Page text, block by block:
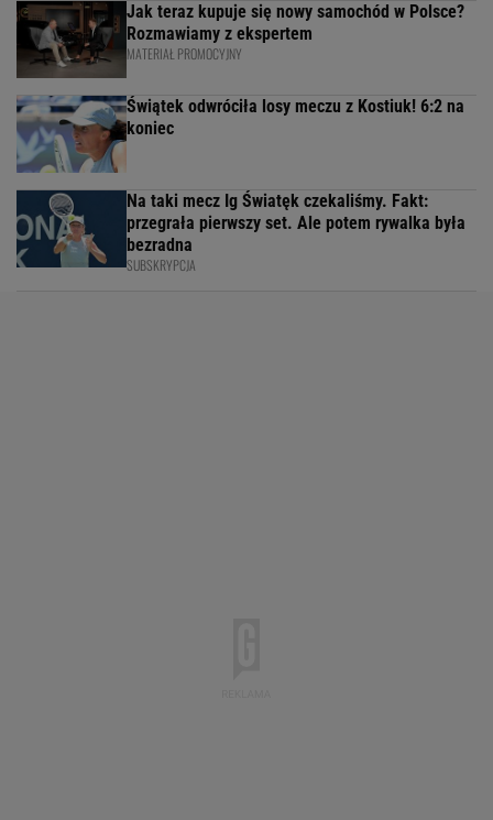
Jak teraz kupuje się nowy samochód w Polsce?
Rozmawiamy z ekspertem
MATERIAŁ PROMOCYJNY
Świątek odwróciła losy meczu z Kostiuk! 6:2 na
koniec
Na taki mecz Ig Światęk czekaliśmy. Fakt:
przegrała pierwszy set. Ale potem rywalka była
bezradna
SUBSKRYPCJA